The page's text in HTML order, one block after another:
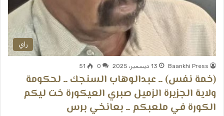
راي
Baankhi Press 13 ديسمبر، 2025 0
51
(خمة نفس) ــ عبدالوهاب السنجك ــ لحكومة
ولاية الجزيرة الزميل صبري العيكورة خت ليكم
الكورة في ملعبكم ــ بعانخي برس